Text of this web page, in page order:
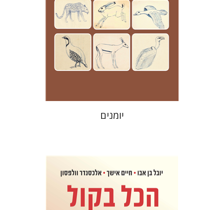
מחיר השקה
$35
$24
יומנים
חיים אישך יובל בן-אבו
אלכסנדר